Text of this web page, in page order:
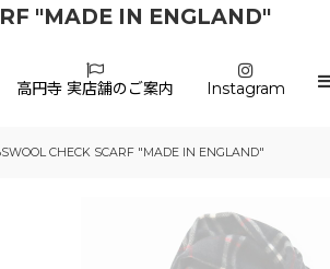
"MADE IN ENGLAND"
高円寺 実店舗のご案内 Instagram
CHECK SCARF "MADE IN ENGLAND"